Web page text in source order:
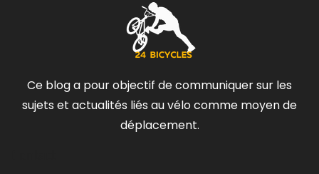
Ce blog a pour objectif de communiquer sur les
sujets et actualités liés au vélo comme moyen de
déplacement.